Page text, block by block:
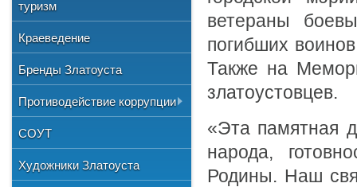
ветераны
погибших
Также на
златоустовцев.
«Эта памятная
народа,
Родины. Наш
Учетная политика
и отдыха
№3"
"Детская школа искусств №1"
"Детская школа искусств №3"
Городской методический совет
Национальные культурные
центры
Литературное объединение
"Мартен"
Профсоюзная организация
обслуживания
Нормативно-правовая база
Фото
Видео
туризм
Краеведение
Бренды Златоуста
Противодействие коррупции
Документы
Сведения о доходах
СОУТ
Художники Златоуста